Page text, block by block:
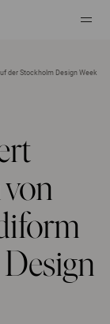
der Stockholm Design Week